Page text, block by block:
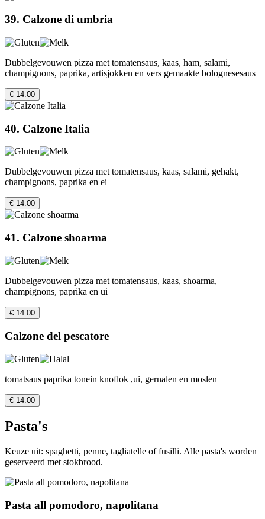
39. Calzone di umbria
Dubbelgevouwen pizza met tomatensaus, kaas, ham, salami,
champignons, paprika, artisjokken en vers gemaakte bolognesesaus
€ 14.00
40. Calzone Italia
Dubbelgevouwen pizza met tomatensaus, kaas, salami, gehakt,
champignons, paprika en ei
€ 14.00
41. Calzone shoarma
Dubbelgevouwen pizza met tomatensaus, kaas, shoarma,
champignons, paprika en ui
€ 14.00
Calzone del pescatore
tomatsaus paprika tonein knoflok ,ui, gernalen en moslen
€ 14.00
Pasta's
Keuze uit: spaghetti, penne, tagliatelle of fusilli. Alle pasta's worden
geserveerd met stokbrood.
Pasta all pomodoro, napolitana